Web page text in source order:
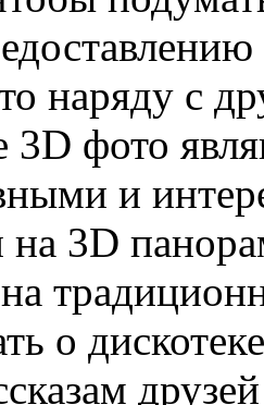
наряду с
фото
и
на 3D
о